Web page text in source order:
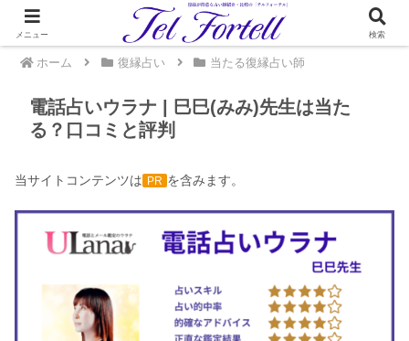
ホーム 復縁占い 当たる復縁占い師
電話占いウラナ | 巳巳(みみ)先生は当た
る？口コミと評判
当サイトコンテンツは PR を含みます。
メニュー 検索